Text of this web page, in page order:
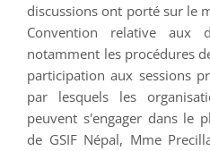
discussions ont porté sur le
Convention relative aux
notamment les procédures
participation aux sessions
par lesquels les
peuvent s'engager dans le
de GSIF Népal, Mme